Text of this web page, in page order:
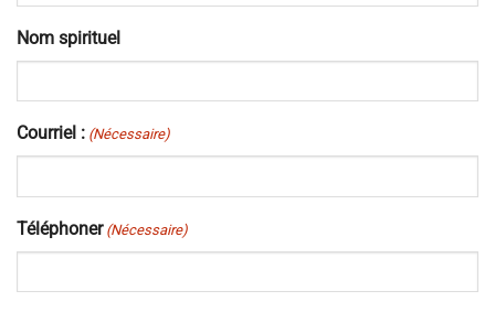
Nom spirituel
Courriel : (Nécessaire)
Téléphoner (Nécessaire)